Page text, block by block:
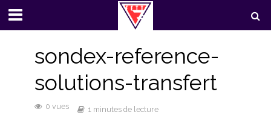
sondex-reference-
solutions-transfert
0 vues 1 minutes de lecture